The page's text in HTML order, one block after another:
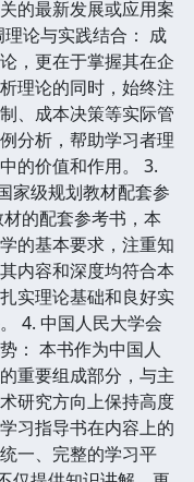
的最新发展或应用案
论与实践结合： 成
，更在于掌握其在企
理论的同时，始终注
、成本决策等实际管
分析，帮助学习者理
的价值和作用。 3.
家级规划教材配套参
的配套参考书，本
的基本要求，注重知
内容和深度均符合本
实理论基础和良好实
4. 中国人民大学会
： 本书作为中国人
重要组成部分，与主
研究方向上保持高度
习指导书在内容上的
一、完整的学习平